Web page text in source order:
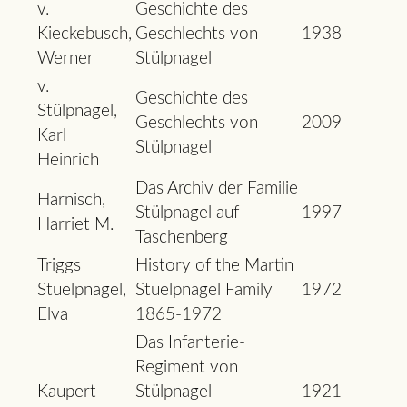
v.
Kieckebusch,
Werner
Geschichte des
Geschlechts von
Stülpnagel
1938
v.
Stülpnagel,
Karl
Heinrich
Geschichte des
Geschlechts von
Stülpnagel
2009
Harnisch,
Harriet M.
Das Archiv der Familie
Stülpnagel auf
Taschenberg
1997
Triggs
Stuelpnagel,
Elva
History of the Martin
Stuelpnagel Family
1865-1972
1972
Kaupert
Das Infanterie-
Regiment von
Stülpnagel
1921